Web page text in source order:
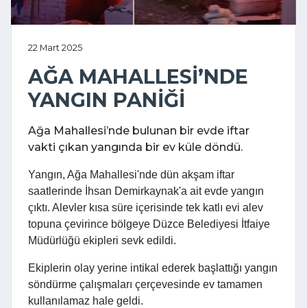
22 Mart 2025
AĞA MAHALLESİ’NDE
YANGIN PANİĞİ
Ağa Mahallesi’nde bulunan bir evde iftar
vakti çıkan yangında bir ev küle döndü.
Yangın, Ağa Mahallesi'nde dün akşam iftar
saatlerinde İhsan Demirkaynak'a ait evde yangın
çıktı. Alevler kısa süre içerisinde tek katlı evi alev
topuna çevirince bölgeye Düzce Belediyesi İtfaiye
Müdürlüğü ekipleri sevk edildi.
Ekiplerin olay yerine intikal ederek başlattığı yangın
söndürme çalışmaları çerçevesinde ev tamamen
kullanılamaz hale geldi.